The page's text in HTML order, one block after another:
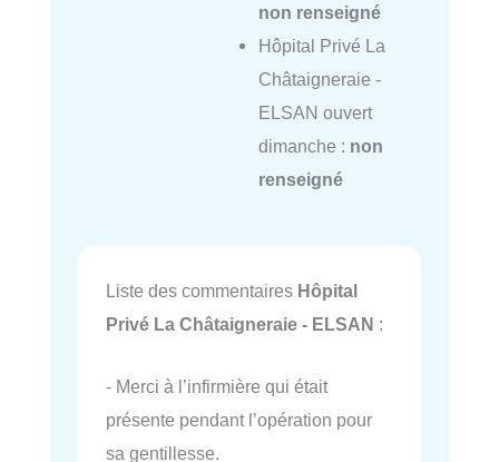
non renseigné
Hôpital Privé La
Châtaigneraie -
ELSAN ouvert
dimanche : non
renseigné
Liste des commentaires Hôpital
Privé La Châtaigneraie - ELSAN :
- Merci à l’infirmière qui était
présente pendant l’opération pour
sa gentillesse.